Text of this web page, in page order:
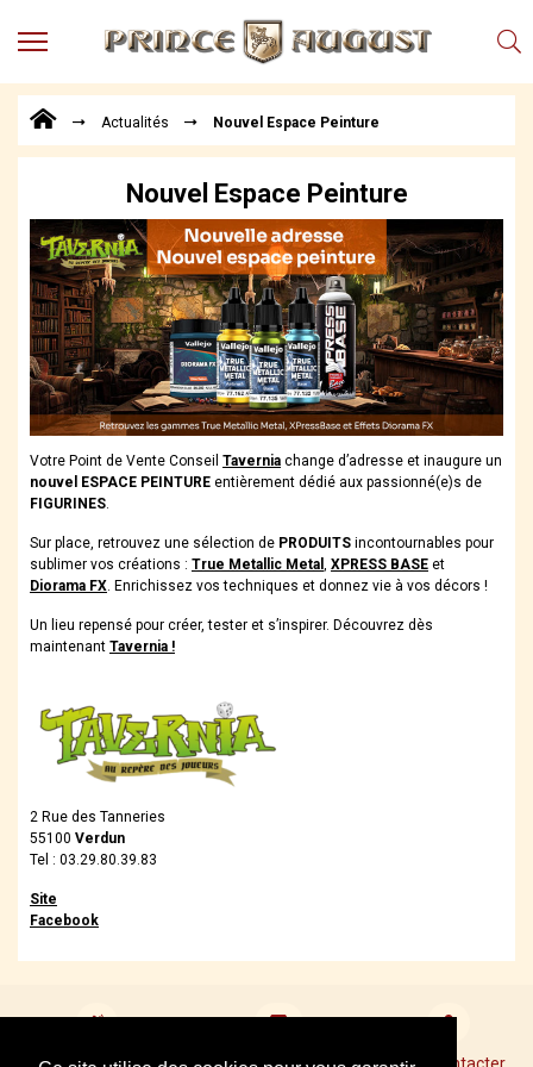
MENU
Points
de
Actualités
Téléchargements
Techniques,
trucs et
astuces
Vidéos
Actualités Nouvel Espace Peinture
Nouvel Espace Peinture
Votre Point de Vente Conseil Tavernia change d’adresse et inaugure un
nouvel ESPACE PEINTURE entièrement dédié aux passionné(e)s de
FIGURINES.
Sur place, retrouvez une sélection de PRODUITS incontournables pour
sublimer vos créations : True Metallic Metal , XPRESS BASE et
Diorama FX. Enrichissez vos techniques et donnez vie à vos décors !
Un lieu repensé pour créer, tester et s’inspirer. Découvrez dès
maintenant Tavernia !
2 Rue des Tanneries
55100 Verdun
Tel : 03.29.80.39.83
Site
Facebook